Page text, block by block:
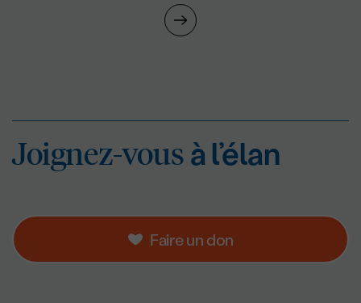
Faire un don
Joignez-vousà
Joignez-vousà l’élan